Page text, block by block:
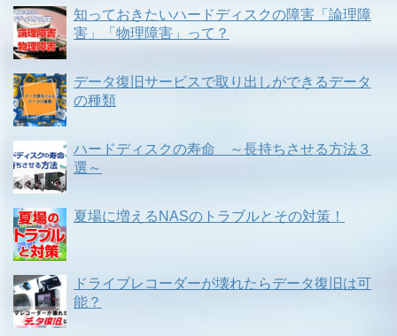
知っておきたいハードディスクの障害「論理障
害」「物理障害」って？
データ復旧サービスで取り出しができるデータ
の種類
ハードディスクの寿命 ～長持ちさせる方法３
選～
夏場に増えるNASのトラブルとその対策！
ドライブレコーダーが壊れたらデータ復旧は可
能？